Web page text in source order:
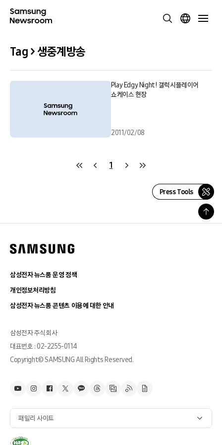
Tag > 생중계방송
Play Edgy Night! 갤럭시플레이어
쇼케이스 현장
2011/02/08
1
Press Tools
삼성전자 뉴스룸 운영 정책
개인정보처리방침
삼성전자 뉴스룸 콘텐츠 이용에 대한 안내
삼성전자 주식회사
대표번호 : 02-2255-0114
Copyright© SAMSUNG All Rights Reserved.
패밀리 사이트